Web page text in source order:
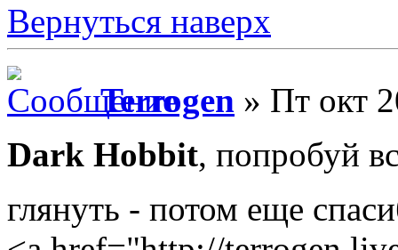
Вернуться наверх
Terrogen » Пт окт
Dark Hobbit, попробуй
глянуть - потом еще